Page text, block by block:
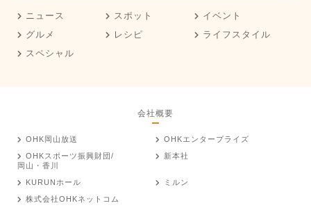
ニュース スポット
イベント
グルメ
レシピ
ライフスタイル
スペシャル
会社概要
OHK岡山放送
OHKエンタープライズ
OHKスポーツ振興財団/
岡山・香川
新本社
KURUNホール
ミルン
株式会社OHKネットコム